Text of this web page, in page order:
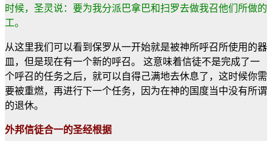
时候，圣灵说：要为我分派巴拿巴和扫罗去做我召他们所做的
工。
从这里我们可以看到保罗从一开始就是被神所呼召所使用的器
皿，但是现在有一个新的呼召。 这意味着信徒不是完成了一
个呼召的任务之后，就可以自得己满地去休息了，这时候你需
要被重燃，再进行下一个任务，因为在神的国度当中没有所谓
的退休。
外邦信徒合一的圣经根据